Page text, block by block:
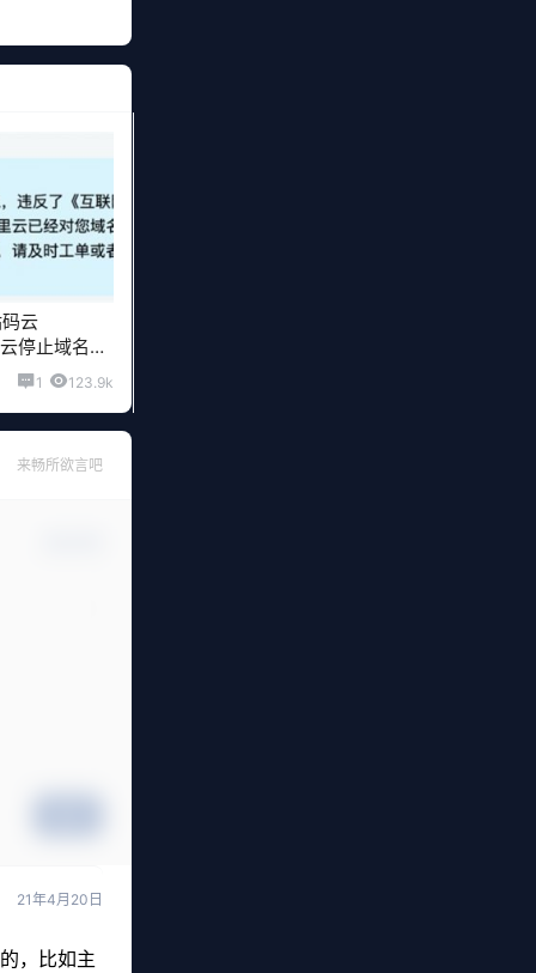
云
停止域名解
1 123.9k
来畅所欲言吧
21年4月20日
，比如主